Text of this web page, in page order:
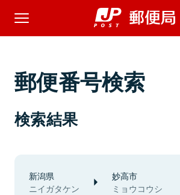
郵便番号検索
検索結果
新潟県
ニイガタケン
妙高市
ミョウコウシ